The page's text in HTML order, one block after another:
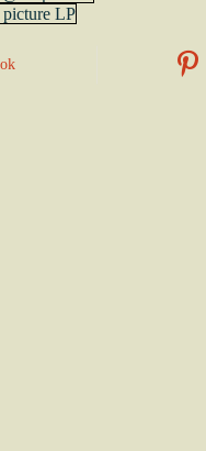
picture LP